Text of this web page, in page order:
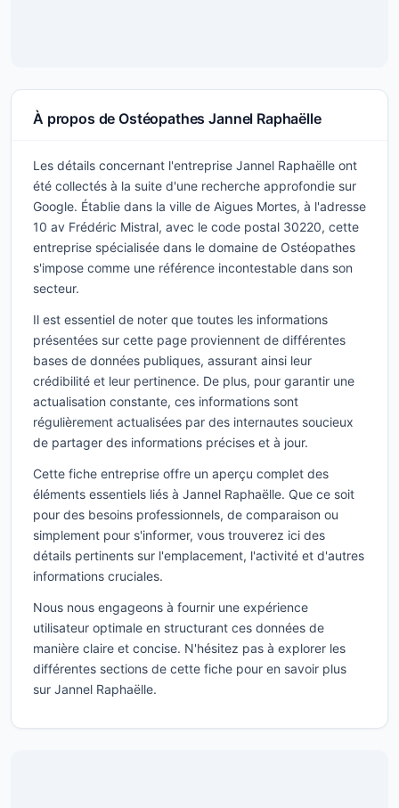
À propos de Ostéopathes Jannel Raphaëlle
Les détails concernant l'entreprise Jannel Raphaëlle ont
été collectés à la suite d'une recherche approfondie sur
Google. Établie dans la ville de Aigues Mortes, à l'adresse
10 av Frédéric Mistral, avec le code postal 30220, cette
entreprise spécialisée dans le domaine de Ostéopathes
s'impose comme une référence incontestable dans son
secteur.
Il est essentiel de noter que toutes les informations
présentées sur cette page proviennent de différentes
bases de données publiques, assurant ainsi leur
crédibilité et leur pertinence. De plus, pour garantir une
actualisation constante, ces informations sont
régulièrement actualisées par des internautes soucieux
de partager des informations précises et à jour.
Cette fiche entreprise offre un aperçu complet des
éléments essentiels liés à Jannel Raphaëlle. Que ce soit
pour des besoins professionnels, de comparaison ou
simplement pour s'informer, vous trouverez ici des
détails pertinents sur l'emplacement, l'activité et d'autres
informations cruciales.
Nous nous engageons à fournir une expérience
utilisateur optimale en structurant ces données de
manière claire et concise. N'hésitez pas à explorer les
différentes sections de cette fiche pour en savoir plus
sur Jannel Raphaëlle.